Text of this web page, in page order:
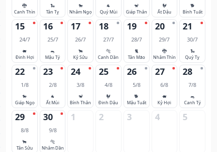
🐉
Canh Thìn
🐍
Tân Tỵ
🐎
Nhâm Ngọ
🐐
Quý Mùi
🐒
Giáp Thân
🐓
Ất Dậu
🐕
Bính Tuất
15
24/7
🐖
Đinh Hợi
16
25/7
🐀
Mậu Tý
17
26/7
🐂
Kỷ Sửu
18
27/7
🐅
Canh Dần
19
28/7
🐈
Tân Mão
20
29/7
🐉
Nhâm Thìn
21
30/7
🐍
Quý Tỵ
22
1/8
🐎
Giáp Ngọ
23
2/8
🐐
Ất Mùi
24
3/8
🐒
Bính Thân
25
4/8
🐓
Đinh Dậu
26
5/8
🐕
Mậu Tuất
27
6/8
🐖
Kỷ Hợi
28
7/8
🐀
Canh Tý
29
8/8
🐂
Tân Sửu
30
9/8
🐅
Nhâm Dần
1 2 3 4 5